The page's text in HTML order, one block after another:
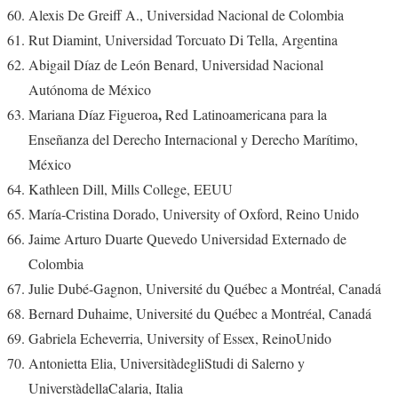
Alexis De Greiff A., Universidad Nacional de Colombia
Rut Diamint, Universidad Torcuato Di Tella, Argentina
Abigail Díaz de León Benard, Universidad Nacional
Autónoma de México
Mariana Díaz Figueroa,Red Latinoamericana para la
Enseñanza del Derecho Internacional y Derecho Marítimo,
México
Kathleen Dill, Mills College, EEUU
María-Cristina Dorado, University of Oxford, Reino Unido
Jaime Arturo Duarte Quevedo Universidad Externado de
Colombia
Julie Dubé-Gagnon, Université du Québec a Montréal, Canadá
Bernard Duhaime, Université du Québec a Montréal, Canadá
Gabriela Echeverria, University of Essex, ReinoUnido
Antonietta Elia, UniversitàdegliStudi di Salerno y
UniverstàdellaCalaria, Italia